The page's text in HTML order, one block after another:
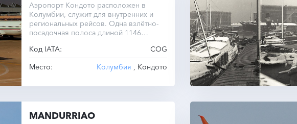
Аэропорт Кондото расположен в
Колумбии, служит для внутренних и
региональных рейсов. Одна взлётно-
посадочная полоса длиной 1146
Код IATA:
COG
Место:
Колумбия , Кондото
MANDURRIAO